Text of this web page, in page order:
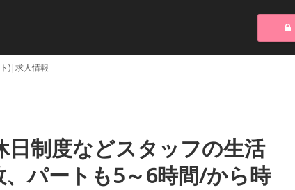
)|求人情報
日制度などスタッフの生活
パートも5～6時間/から時